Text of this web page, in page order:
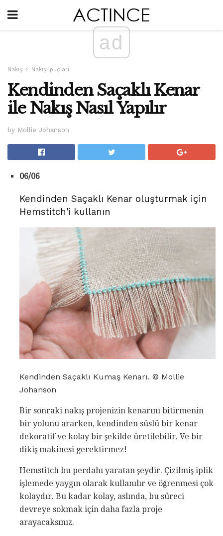
ad
Nakış Nakış ipuçları
Kendinden Saçaklı Kenar
ile Nakış Nasıl Yapılır
by Mollie Johanson
06/06
Kendinden Saçaklı Kenar oluşturmak için
Hemstitch'i kullanın
Kendinden Saçaklı Kumaş Kenarı. © Mollie
Johanson
Bir sonraki nakış projenizin kenarını bitirmenin
bir yolunu ararken, kendinden süslü bir kenar
dekoratif ve kolay bir şekilde üretilebilir. Ve bir
dikiş makinesi gerektirmez!
Hemstitch bu perdahı yaratan şeydir. Çizilmiş iplik
işlemede yaygın olarak kullanılır ve öğrenmesi çok
kolaydır. Bu kadar kolay, aslında, bu süreci
devreye sokmak için daha fazla proje
arayacaksınız.